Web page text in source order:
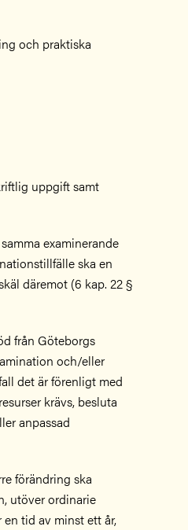
och praktiska
uppgift samt
examinerande
ska en
däremot (6 kap. 22 §
från Göteborgs
och/eller
det är förenligt med
krävs, besluta
anpassad
förändring ska
utöver ordinarie
tid av minst ett år,